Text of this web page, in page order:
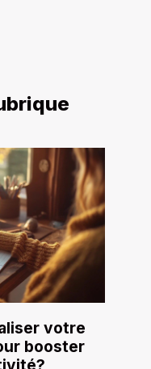
votre
booster